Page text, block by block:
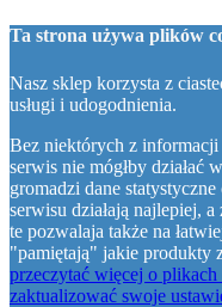
Ta strona używa plików
Nasz sklep korzysta z
usługi i udogodnienia.
Bez niektórych z informacji
serwis nie mógłby działać
gromadzi dane
serwisu działają najlepiej,
te pozwalaja także na
"pamiętają" jakie produkty
przeczytać więcej o
zaktualizować swoje